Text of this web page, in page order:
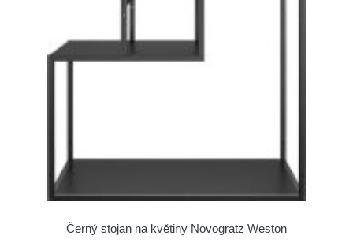
Černý stojan na květiny Novogratz Weston